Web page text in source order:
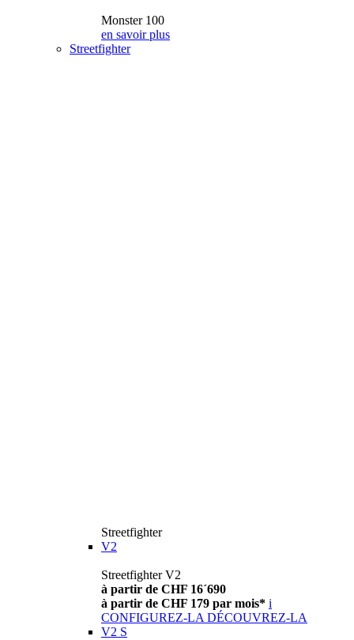
Monster 100
en savoir plus
Streetfighter
Streetfighter
V2
Streetfighter V2
à partir de CHF 16´690
à partir de CHF 179 par mois* i
CONFIGUREZ-LA DÉCOUVREZ-LA
V2 S